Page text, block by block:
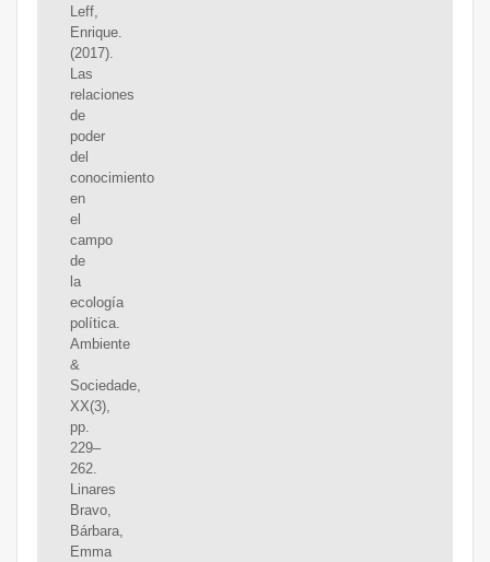
Leff,
Enrique.
(2017).
Las
relaciones
de
poder
del
conocimiento
en
el
campo
de
la
ecología
política.
Ambiente
&
Sociedade,
XX(3),
pp.
229–
262.
Linares
Bravo,
Bárbara,
Emma